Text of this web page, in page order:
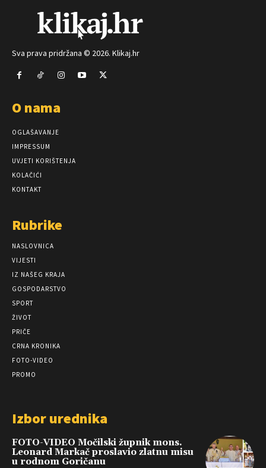
Sva prava pridržana © 2026. Klikaj.hr
O nama
OGLAŠAVANJE
IMPRESSUM
UVJETI KORIŠTENJA
KOLAČIĆI
KONTAKT
Rubrike
NASLOVNICA
VIJESTI
IZ NAŠEG KRAJA
GOSPODARSTVO
SPORT
ŽIVOT
PRIČE
CRNA KRONIKA
FOTO-VIDEO
PROMO
Izbor urednika
FOTO-VIDEO Močilski župnik mons.
Leonard Markač proslavio zlatnu misu
u rodnom Goričanu